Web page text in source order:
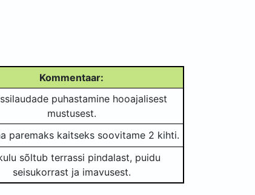
Kommentaar:
puhastamine hooajalisest
mustusest.
paremaks kaitseks soovitame 2 kihti.
sõltub terrassi pindalast, puidu
seisukorrast ja imavusest.